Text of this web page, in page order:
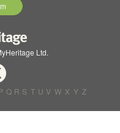
Ltd.
Q R S T U V W X Y Z